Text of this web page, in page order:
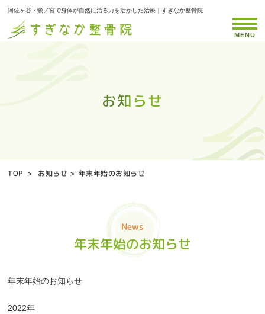
阿佐ヶ谷・鷺ノ宮で身体が自然に治る力を活かした治療｜すぎなか整骨院
お知らせ
お知らせ
お知らせ
お知らせ
お知らせ
お知らせ
お知らせ
お知らせ
お知らせ
お知らせ
お知らせ
お知らせ
お知らせ
お知らせ
お知らせ
お知らせ
お知らせ
お知らせ
お知らせ
お知らせ
お知らせ
お知らせ
お知らせ
お知らせ
お知らせ
お知らせ
お知らせ
お知らせ
お知らせ
お知らせ
お知らせ
お知らせ
お知らせ
お知らせ
お知らせ
MENU
TOP > お知らせ > 年末年始のお知らせ
News
年末年始のお知らせ
年末年始のお知らせ
2022年